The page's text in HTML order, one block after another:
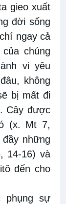
gieo xuất
đời sống
ngay cả
chúng
vi yêu
không
bị mất đi
Cây được
(x. Mt 7,
những
14-16) và
đến cho
phụng sự